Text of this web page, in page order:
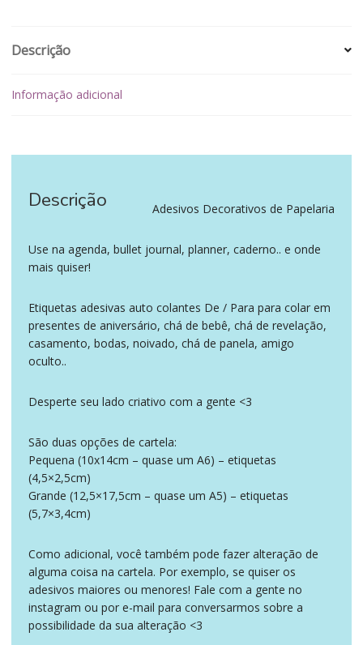
Descrição
Informação adicional
Descrição Adesivos Decorativos de Papelaria
Use na agenda, bullet journal, planner, caderno.. e onde
mais quiser!
Etiquetas adesivas auto colantes De / Para para colar em
presentes de aniversário, chá de bebê, chá de revelação,
casamento, bodas, noivado, chá de panela, amigo
oculto..
Desperte seu lado criativo com a gente <3
São duas opções de cartela:
Pequena (10x14cm – quase um A6) – etiquetas
(4,5×2,5cm)
Grande (12,5×17,5cm – quase um A5) – etiquetas
(5,7×3,4cm)
Como adicional, você também pode fazer alteração de
alguma coisa na cartela. Por exemplo, se quiser os
adesivos maiores ou menores! Fale com a gente no
instagram ou por e-mail para conversarmos sobre a
possibilidade da sua alteração <3